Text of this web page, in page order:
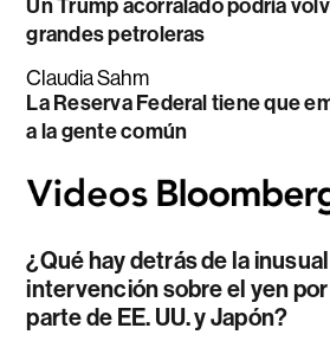
Un Trump acorralado podría
grandes petroleras
Claudia Sahm
La Reserva Federal tiene que
a la gente común
¿Qué hay detrás de la inusual
intervención sobre el yen por
parte de EE. UU. y Japón?